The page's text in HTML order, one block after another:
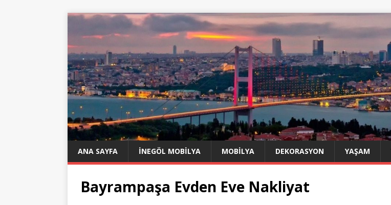
ANA SAYFA İNEGÖL MOBILYA MOBILYA DEKORASYON YAŞAM
Bayrampaşa Evden Eve Nakliyat